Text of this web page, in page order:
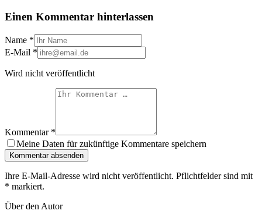
Einen Kommentar hinterlassen
Name *
E-Mail *
Wird nicht veröffentlicht
Kommentar *
Meine Daten für zukünftige Kommentare speichern
Kommentar absenden
Ihre E-Mail-Adresse wird nicht veröffentlicht. Pflichtfelder sind mit
* markiert.
Über den Autor